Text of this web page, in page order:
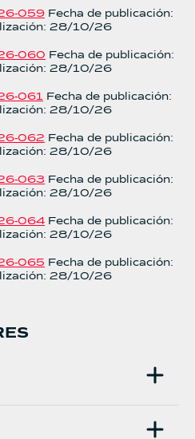
059 Fecha de publicación:
28/10/26
060 Fecha de publicación:
28/10/26
061 Fecha de publicación:
28/10/26
062 Fecha de publicación:
28/10/26
063 Fecha de publicación:
28/10/26
064 Fecha de publicación:
28/10/26
065 Fecha de publicación:
28/10/26